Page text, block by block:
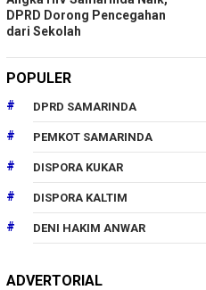
DPRD Dorong Pencegahan
dari Sekolah
POPULER
DPRD SAMARINDA
PEMKOT SAMARINDA
DISPORA KUKAR
DISPORA KALTIM
DENI HAKIM ANWAR
ADVERTORIAL